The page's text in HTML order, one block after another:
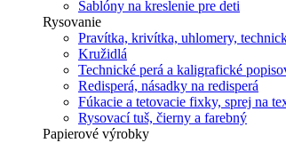
Šablóny na kreslenie pre deti
Rysovanie
Pravítka, krivítka, uhlomery,
Kružidlá
Technické perá a kaligrafické
Redisperá, násadky na redisperá
Fúkacie a tetovacie fixky, sprej na
Rysovací tuš, čierny a farebný
Papierové výrobky